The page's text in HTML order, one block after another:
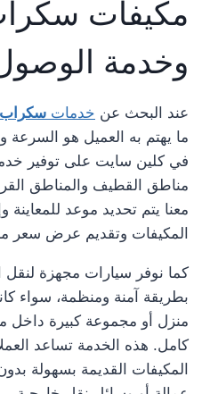
مكيفات
وخدمة
عند البحث عن خدمات سكراب
ما يهتم به العميل هو
في كلين سايت على توفير
مناطق القطيف والمناطق
معنا يتم تحديد موعد
المكيفات وتقديم عرض سعر
كما نوفر سيارات مجهزة لنقل
بطريقة آمنة ومنظمة، سواء
منزل أو مجموعة كبيرة داخل
كامل. هذه الخدمة تساعد
المكيفات القديمة بسهولة